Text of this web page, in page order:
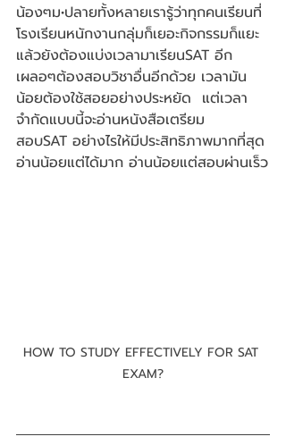
น้องๆม•ปลายทั้งหลายเรารู้ว่าทุกคนเรียนที่
โรงเรียนหนักงานกลุ่มก็เยอะกิจกรรมก็แยะ
แล้วยังต้องแบ่งเวลามาเรียนSAT อีก
เผลอๆต้องสอบวิชาอื่นอีกด้วย เวลามัน
น้อยต้องใช้สอยอย่างประหยัด  แต่เวลา
จำกัดแบบนี้จะอ่านหนังสือเตรียม
สอบSAT อย่างไรให้มีประสิทธิภาพมากที่สุด
อ่านน้อยแต่ได้มาก อ่านน้อยแต่สอบผ่านเร็ว
HOW TO STUDY EFFECTIVELY FOR SAT
EXAM?